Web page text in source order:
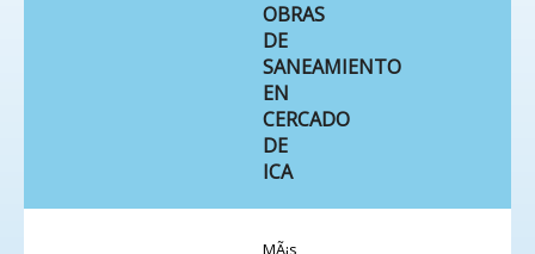
OBRAS
DE
SANEAMIENTO
EN
CERCADO
DE
ICA
MÃ¡s